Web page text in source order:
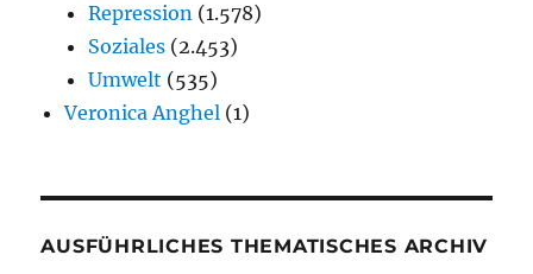
Repression (1.578)
Soziales (2.453)
Umwelt (535)
Veronica Anghel (1)
AUSFÜHRLICHES THEMATISCHES ARCHIV